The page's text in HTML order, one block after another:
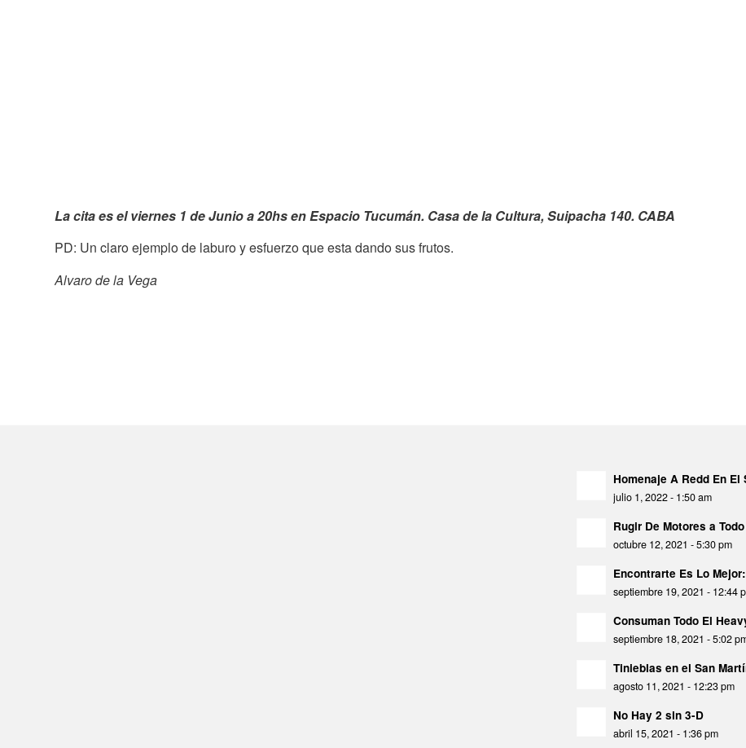
La cita es el viernes 1 de Junio a 20hs en Espacio Tucumán. Casa de la Cultura, Suipacha 140. CABA
PD: Un claro ejemplo de laburo y esfuerzo que esta dando sus frutos.
Alvaro de la Vega
Homenaje A Redd En El
julio 1, 2022 - 1:50 am
Rugir De Motores a
octubre 12, 2021 - 5:30 pm
Encontrarte Es Lo
septiembre 19, 2021 - 12:44
Consuman Todo El
septiembre 18, 2021 - 5:02
Tinieblas en el San
agosto 11, 2021 - 12:23 pm
No Hay 2 sin 3-D
abril 15, 2021 - 1:36 pm